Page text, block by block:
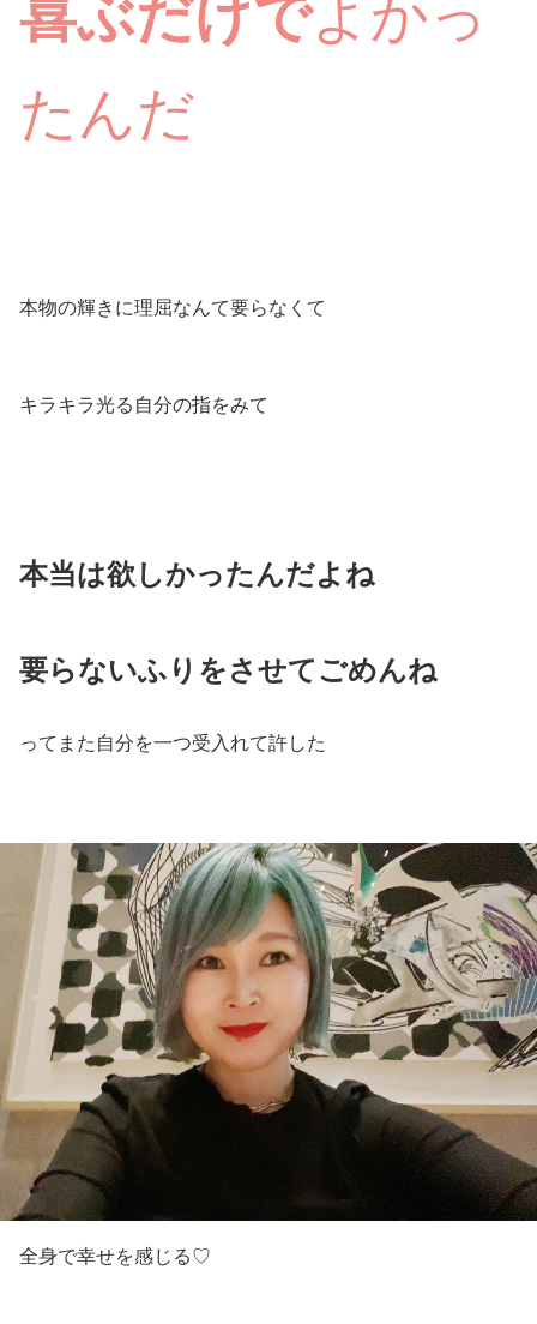
喜ぶだけでよかっ
たんだ
本物の輝きに理屈なんて要らなくて
キラキラ光る自分の指をみて
本当は欲しかったんだよね
要らないふりをさせてごめんね
ってまた自分を一つ受入れて許した
全身で幸せを感じる♡